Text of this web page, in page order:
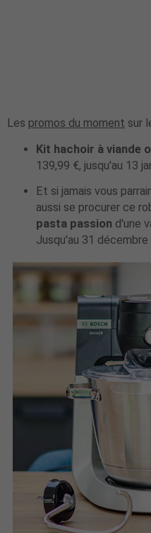
Les promos du moment sur
Kit hachoir à viande
139,99 €, jusqu'au 13
Et si jamais vous
aussi se procurer ce
pasta passion d'une
Jusqu'au 31